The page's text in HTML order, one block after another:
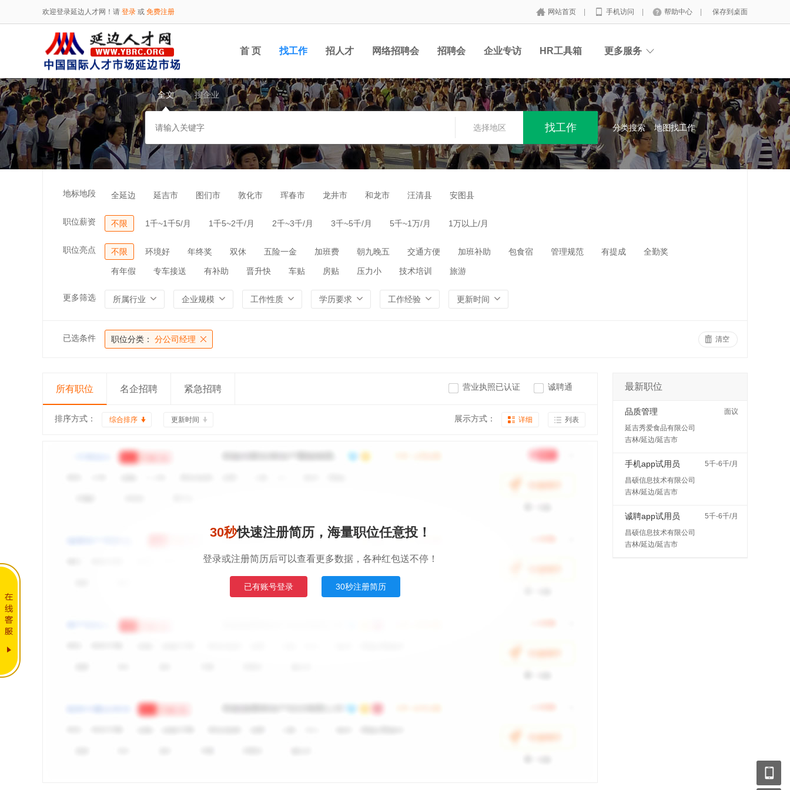
欢迎登录延边人才网！请 登录 或 免费注册 网站首页 手机访问 帮助中心 保存到桌面
首 页 找工作 招人才 网络招聘会 招聘会 企业专访 HR工具箱 更多服务
全文 搜企业
选择地区 分类搜索 地图找工作
地标地段 全延边 延吉市 图们市 敦化市 珲春市 龙井市 和龙市 汪清县 安图县
职位薪资 不限 1千~1千5/月 1千5~2千/月 2千~3千/月 3千~5千/月 5千~1万/月 1万以上/月
职位亮点 不限 环境好 年终奖 双休 五险一金 加班费 朝九晚五 交通方便 加班补助 包食宿 管理规范 有提成 全勤奖
有年假 专车接送 有补助 晋升快 车贴 房贴 压力小 技术培训 旅游
更多筛选 所属行业 企业规模 工作性质 学历要求 工作经验 更新时间
已选条件 职位分类： 分公司经理 清空
所有职位 名企招聘 紧急招聘 营业执照已认证 诚聘通
排序方式： 综合排序 更新时间 展示方式： 详细 列表
30秒快速注册简历，海量职位任意投！
登录或注册简历后可以查看更多数据，各种红包送不停！
已有账号登录 30秒注册简历
最新职位
品质管理
面议
延吉秀爱食品有限公司
吉林/延边/延吉市
手机app试用员
5千-6千/月
昌硕信息技术有限公司
吉林/延边/延吉市
诚聘app试用员
5千-6千/月
昌硕信息技术有限公司
吉林/延边/延吉市